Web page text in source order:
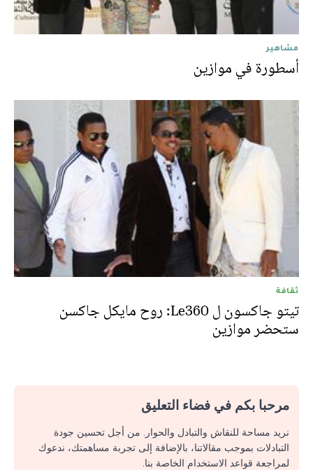
مشاهير
أسطورة في موازين
ثقافة
تيتو جاكسون ل Le360: روح مايكل جاكسن
ستحضر موازين
مرحبا بكم في فضاء التعليق
نريد مساحة للنقاش والتبادل والحوار. من أجل تحسين جودة
التبادلات بموجب مقالاتنا، بالإضافة إلى تجربة مساهمتك، ندعوك
لمراجعة قواعد الاستخدام الخاصة بنا.